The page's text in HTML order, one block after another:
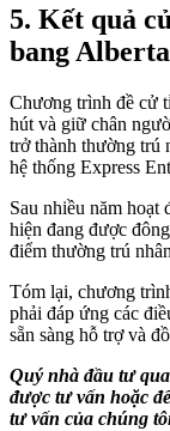
5. Kết quả
bang
Chương trình đề cử
hút và giữ chân
trở thành thường trú
hệ thống Express
Sau nhiều năm
hiện đang được
điểm thường trú
Tóm lại, chương
phải đáp ứng các
sẵn sàng hỗ trợ và
Quý nhà đầu tư
được tư vấn hoặc để
tư vấn của chúng